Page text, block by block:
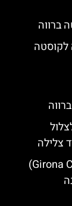
ברווה
לקוסטה
צלילה
קתדרלת גירונה (Girona Cathedral)